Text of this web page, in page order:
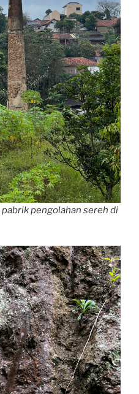
pengolahan sereh di